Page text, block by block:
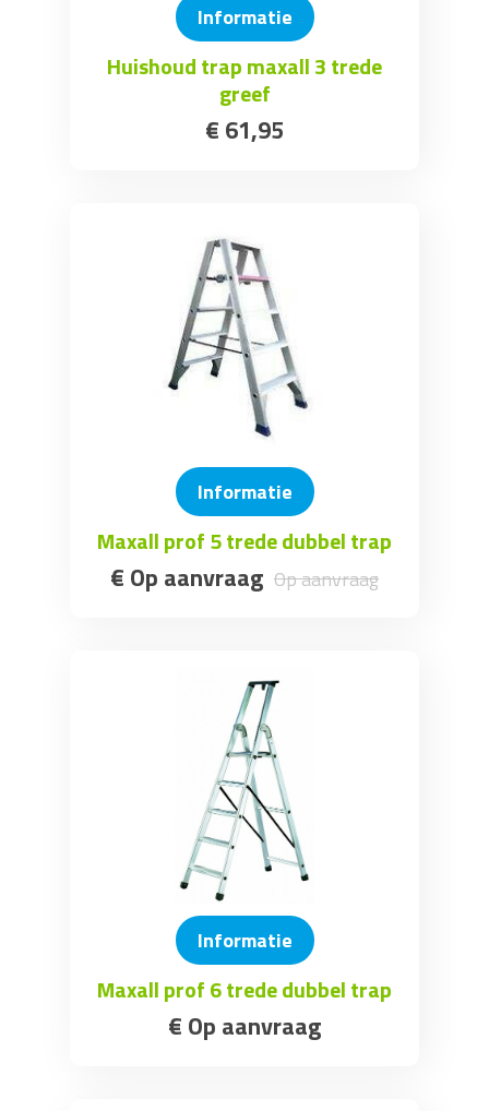
Informatie
Huishoud trap maxall 3 trede
greef
€ 61,95
Informatie
Maxall prof 5 trede dubbel trap
€ Op aanvraag Op aanvraag
Informatie
Maxall prof 6 trede dubbel trap
€ Op aanvraag